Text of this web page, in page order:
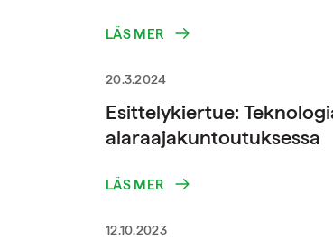
LÄS MER
20.3.2024
Esittelykiertue:
alaraajakuntoutuksessa
LÄS MER
12.10.2023